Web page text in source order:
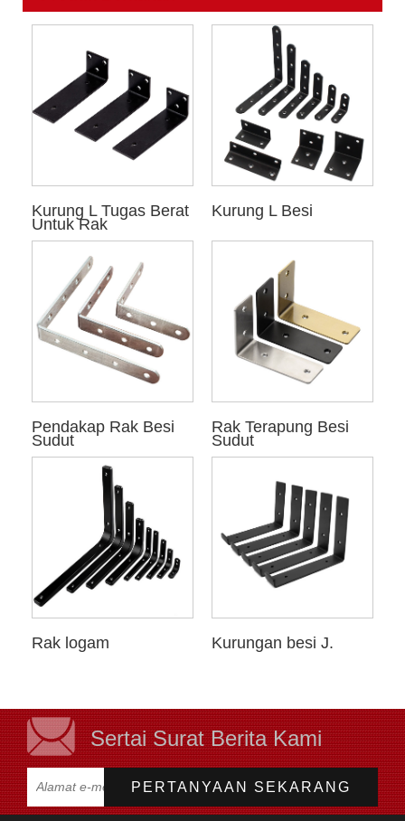
Kurung L Tugas Berat
Untuk Rak
Kurung L Besi
Pendakap Rak Besi
Sudut
Rak Terapung Besi
Sudut
Rak logam Kurungan besi J.
Sertai Surat Berita Kami